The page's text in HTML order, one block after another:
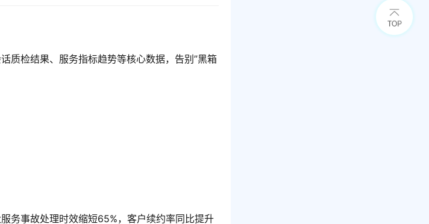
质检结果、服务指标趋势等核心数据，告别”黑箱
务事故处理时效缩短65%，客户续约率同比提升